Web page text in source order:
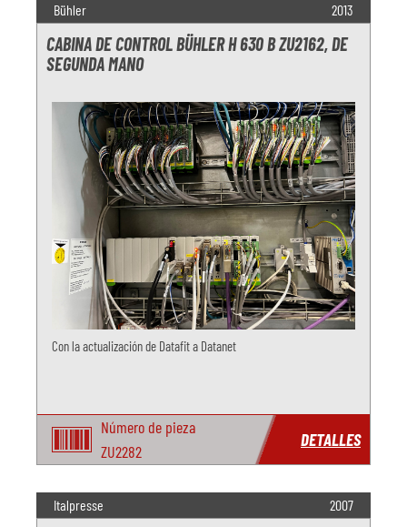
Bühler 2013
CABINA DE CONTROL BÜHLER H 630 B ZU2162, DE
SEGUNDA MANO
Con la actualización de Datafit a Datanet
Número de pieza
ZU2282
DETALLES
Italpresse 2007